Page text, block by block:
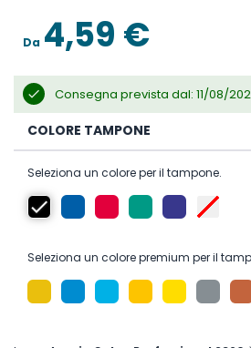
Da 4,59 €
Consegna prevista dal: 11/08/
COLORE TAMPONE
Seleziona un colore per il tampone.
Seleziona un colore premium per il